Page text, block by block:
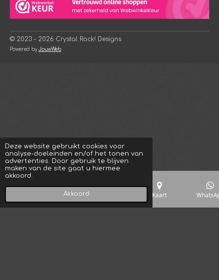
Deze website gebruikt cookies voor
analyse-doeleinden en/of het tonen van
advertenties. Door gebruik te blijven
maken van de site gaat u hiermee
akkoord.
Akkoord
t
s
A
p
t
a
g
a
m
T
o
k
© 2023 - 2026 Crystal Rock! Designs
Powered byJouwWeb
Telefoonnummer Kaart